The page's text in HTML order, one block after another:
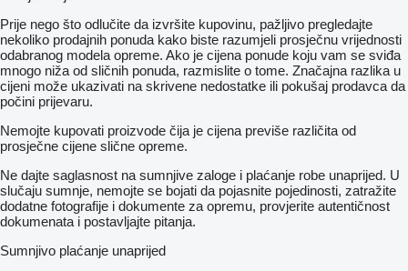
Prije nego što odlučite da izvršite kupovinu, pažljivo pregledajte
nekoliko prodajnih ponuda kako biste razumjeli prosječnu vrijednosti
odabranog modela opreme. Ako je cijena ponude koju vam se sviđa
mnogo niža od sličnih ponuda, razmislite o tome. Značajna razlika u
cijeni može ukazivati ​​na skrivene nedostatke ili pokušaj prodavca da
počini prijevaru.
Nemojte kupovati proizvode čija je cijena previše različita od
prosječne cijene slične opreme.
Ne dajte saglasnost na sumnjive zaloge i plaćanje robe unaprijed. U
slučaju sumnje, nemojte se bojati da pojasnite pojedinosti, zatražite
dodatne fotografije i dokumente za opremu, provjerite autentičnost
dokumenata i postavljajte pitanja.
Sumnjivo plaćanje unaprijed